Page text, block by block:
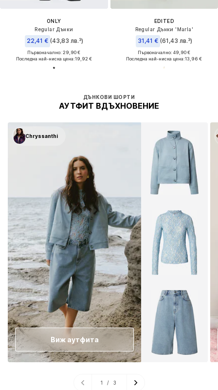
ONLY
Regular Дънки
22,41 € (43,83 лв.³)
Първоначално: 29,90 €
Последна най-ниска цена:19,92 €
EDITED
Regular Дънки 'Marla'
31,41 € (61,43 лв.³)
Първоначално: 49,90 €
Последна най-ниска цена:13,96 €
ДЪНКОВИ ШОРТИ
АУТФИТ ВДЪХНОВЕНИЕ
Chryssanthi
Виж аутфита
1 / 3